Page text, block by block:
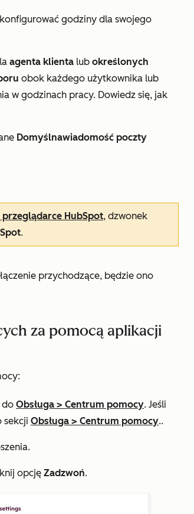
godziny dla swojego
agenta klienta lub określonych
obok każdego użytkownika lub
w godzinach pracy. Dowiedz się, jak
Domyślnawiadomość poczty
HubSpot, dzwonek
.
przychodzące, będzie ono
za pomocą aplikacji
do Obsługa > Centrum pomocy. Jeśli
sekcji Obsługa > Centrum pomocy..
opcję Zadzwoń.